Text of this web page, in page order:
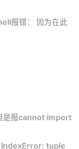
报错： 因为在此
是报cannot import
tuple